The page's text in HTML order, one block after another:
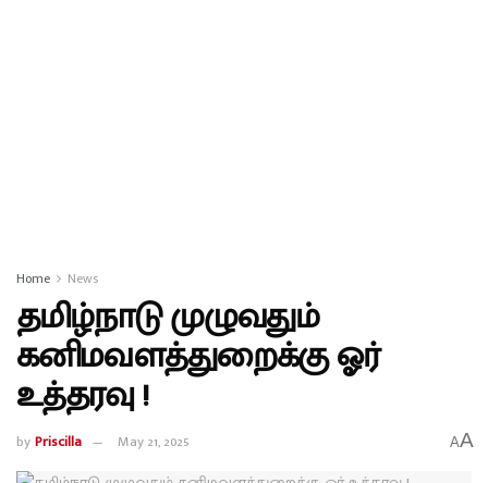
Home News
தமிழ்நாடு முழுவதும்
கனிமவளத்துறைக்கு ஓர்
உத்தரவு !
byPriscilla May 21, 2025 AA